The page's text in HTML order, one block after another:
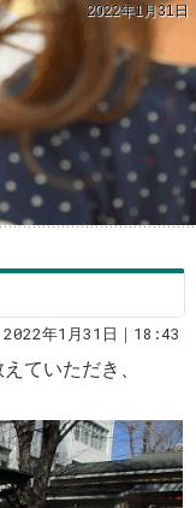
2022年1月31日
2022年1月31日｜18:43
ていただき、